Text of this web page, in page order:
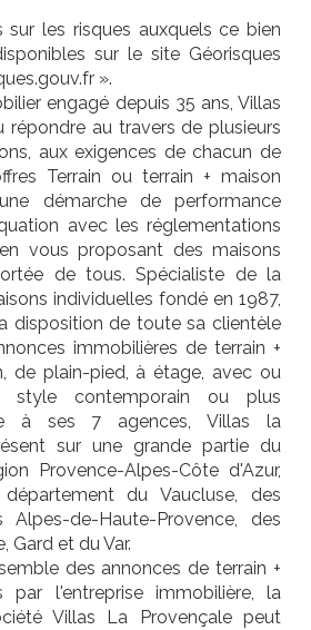
les risques auxquels ce bien
sur le site Géorisques
».
engagé depuis 35 ans, Villas
répondre au travers de plusieurs
aux exigences de chacun de
Terrain ou terrain + maison
démarche de performance
avec les réglementations
vous proposant des maisons
de tous. Spécialiste de la
individuelles fondé en 1987,
disposition de toute sa clientèle
immobilières de terrain +
de plain-pied, à étage, avec ou
style contemporain ou plus
à ses 7 agences, Villas la
sur une grande partie du
Provence-Alpes-Côte d'Azur,
du Vaucluse, des
Alpes-de-Haute-Provence, des
Gard et du Var.
des annonces de terrain +
par l'entreprise immobilière, la
Villas La Provençale peut